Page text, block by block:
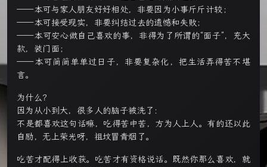
——本可与家人朋友好好相处，非要因为小事斤斤计较；
——本可接受现实，非要纠结过去的遗憾和失败；
——本可安心做自己喜欢的事，非得为了所谓的“面子”，充大
款，装门面；
——本可简简单单过日子，非要复杂化，把生活弄得苦不堪
言。
为什么？
因为从小到大，很多人的脑子被洗了：
不是都喜欢这句话嘛，吃得苦中苦，方为人上人。有的还以此
自励，无上荣光呀，祖坟冒青烟了。
吃苦才配得上收获。吃苦才有资格说话。既然你那么喜欢，就